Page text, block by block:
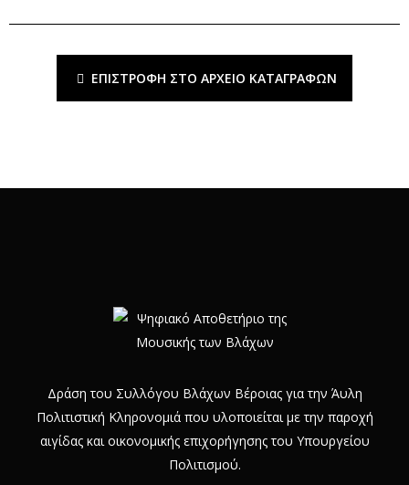
ΕΠΙΣΤΡΟΦΉ ΣΤΟ ΑΡΧΕΊΟ ΚΑΤΑΓΡΑΦΏΝ
Δράση του Συλλόγου Βλάχων Βέροιας για την Άυλη
Πολιτιστική Κληρονομιά που υλοποιείται με την παροχή
αιγίδας και οικονομικής επιχορήγησης του Υπουργείου
Πολιτισμού.